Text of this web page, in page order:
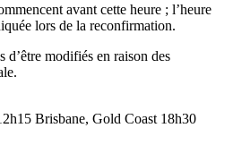
avant cette heure ; l’heure
lors de la reconfirmation.
d’être modifiés en raison des
Brisbane, Gold Coast 18h30